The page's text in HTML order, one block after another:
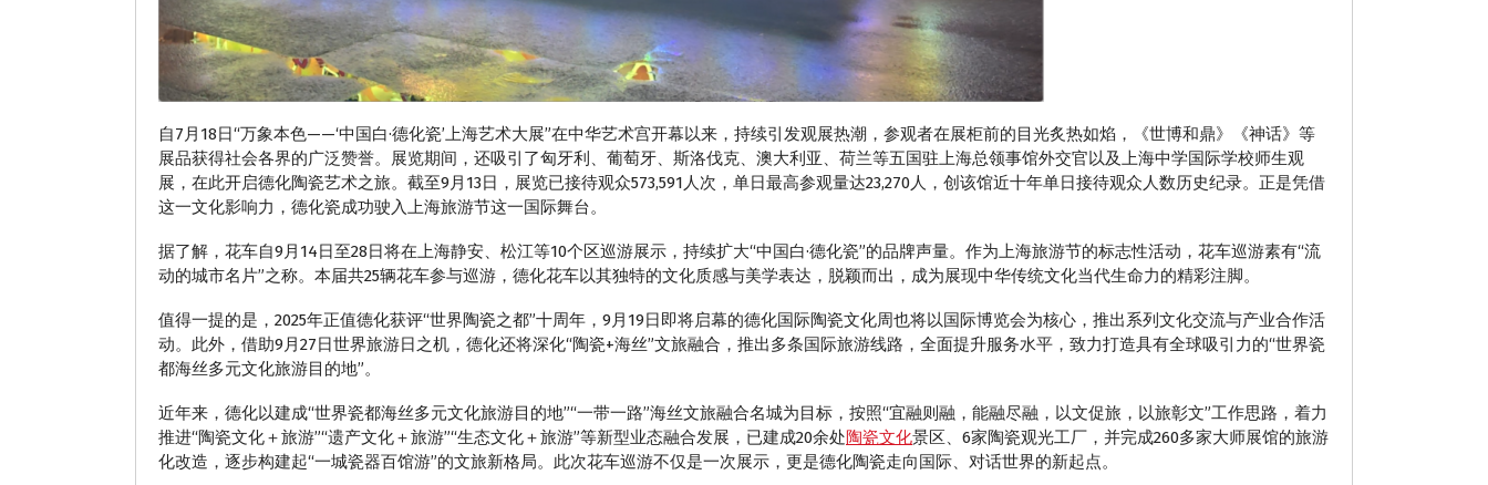
自7月18日“万象本色——‘中国白·德化瓷’上海艺术大展”在中华艺术宫开幕以来，持续引发观展热潮，参观者在展柜前的目光炙热如焰，《世博和鼎》《神话》等
展品获得社会各界的广泛赞誉。展览期间，还吸引了匈牙利、葡萄牙、斯洛伐克、澳大利亚、荷兰等五国驻上海总领事馆外交官以及上海中学国际学校师生观
展，在此开启德化陶瓷艺术之旅。截至9月13日，展览已接待观众573,591人次，单日最高参观量达23,270人，创该馆近十年单日接待观众人数历史纪录。正是凭借
这一文化影响力，德化瓷成功驶入上海旅游节这一国际舞台。
据了解，花车自9月14日至28日将在上海静安、松江等10个区巡游展示，持续扩大“中国白·德化瓷”的品牌声量。作为上海旅游节的标志性活动，花车巡游素有“流
动的城市名片”之称。本届共25辆花车参与巡游，德化花车以其独特的文化质感与美学表达，脱颖而出，成为展现中华传统文化当代生命力的精彩注脚。
值得一提的是，2025年正值德化获评“世界陶瓷之都”十周年，9月19日即将启幕的德化国际陶瓷文化周也将以国际博览会为核心，推出系列文化交流与产业合作活
动。此外，借助9月27日世界旅游日之机，德化还将深化“陶瓷+海丝”文旅融合，推出多条国际旅游线路，全面提升服务水平，致力打造具有全球吸引力的“世界瓷
都海丝多元文化旅游目的地”。
近年来，德化以建成“世界瓷都海丝多元文化旅游目的地”“一带一路”海丝文旅融合名城为目标，按照“宜融则融，能融尽融，以文促旅，以旅彰文”工作思路，着力
推进“陶瓷文化＋旅游”“遗产文化＋旅游”“生态文化＋旅游”等新型业态融合发展，已建成20余处陶瓷文化景区、6家陶瓷观光工厂，并完成260多家大师展馆的旅游
化改造，逐步构建起“一城瓷器百馆游”的文旅新格局。此次花车巡游不仅是一次展示，更是德化陶瓷走向国际、对话世界的新起点。